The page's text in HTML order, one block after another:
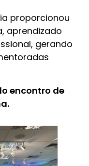
proporcionou
aprendizado
gerando
encontro de